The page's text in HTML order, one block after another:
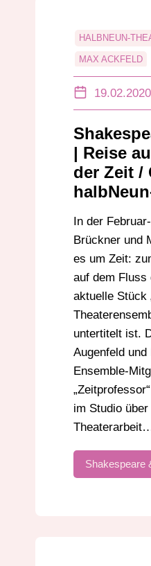
HALBNEUN-
MAX ACKFELD
19.02.2020
| Reise
der Zeit /
In der
Brückner und
es um Zeit:
auf dem Fluss
aktuelle Stück
untertitelt ist.
Augenfeld
Ensemble-
im Studio
Shakespeare